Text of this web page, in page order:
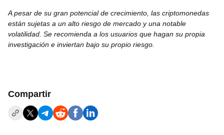
A pesar de su gran potencial de crecimiento, las criptomonedas
están sujetas a un alto riesgo de mercado y una notable
volatilidad. Se recomienda a los usuarios que hagan su propia
investigación e inviertan bajo su propio riesgo.
Compartir